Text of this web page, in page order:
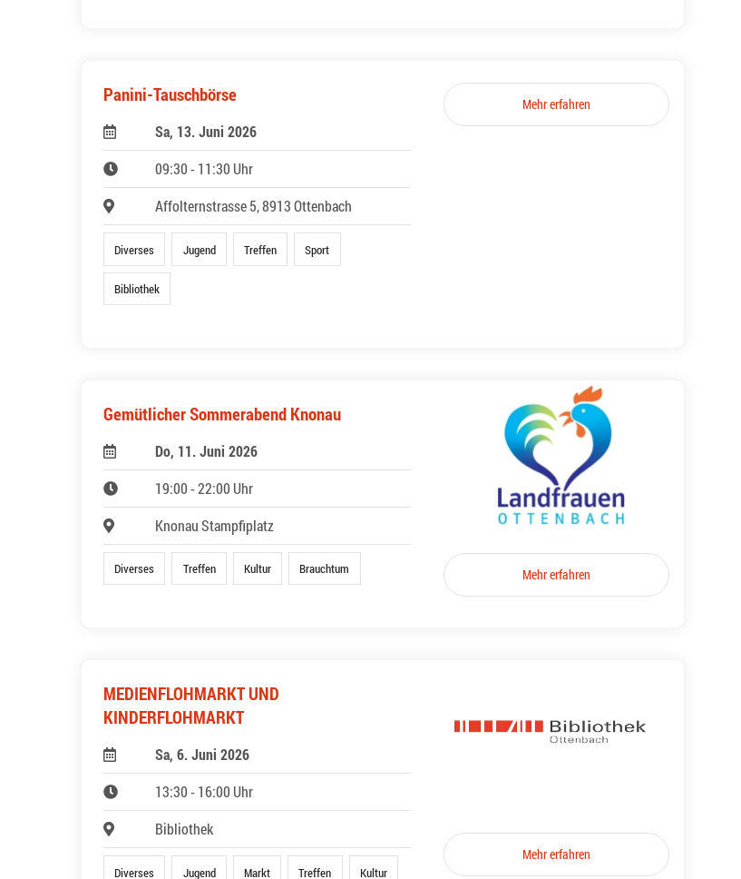
Panini-Tauschbörse
Sa, 13. Juni 2026
09:30 - 11:30 Uhr
Affolternstrasse 5, 8913 Ottenbach
Diverses Jugend Treffen Sport
Bibliothek
Mehr erfahren
Gemütlicher Sommerabend Knonau
Do, 11. Juni 2026
19:00 - 22:00 Uhr
Knonau Stampfiplatz
Diverses Treffen Kultur Brauchtum Mehr erfahren
MEDIENFLOHMARKT UND
KINDERFLOHMARKT
Sa, 6. Juni 2026
13:30 - 16:00 Uhr
Bibliothek
Diverses Jugend Markt Treffen Kultur
Mehr erfahren